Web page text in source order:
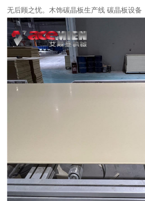
无后顾之忧。木饰碳晶板生产线 碳晶板设备